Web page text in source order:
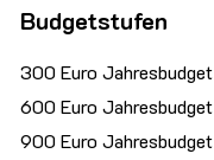
Budgetstufen
300 Euro Jahresbudget
600 Euro Jahresbudget
900 Euro Jahresbudget